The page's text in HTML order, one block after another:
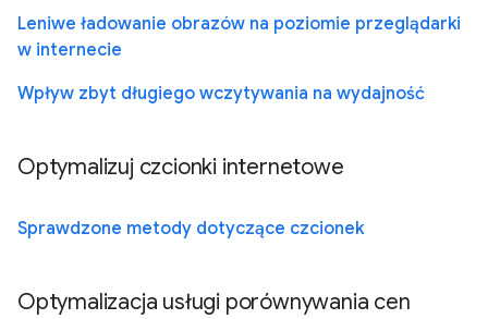
Leniwe ładowanie obrazów na poziomie przeglądarki
w internecie
Wpływ zbyt długiego wczytywania na wydajność
Optymalizuj czcionki internetowe
Sprawdzone metody dotyczące czcionek
Optymalizacja usługi porównywania cen